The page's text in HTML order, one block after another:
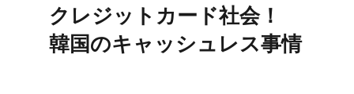
クレジットカード社会！​
韓国の​キャッシュレス事情